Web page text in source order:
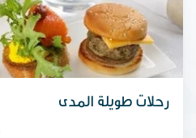
رحلات طويلة المدى